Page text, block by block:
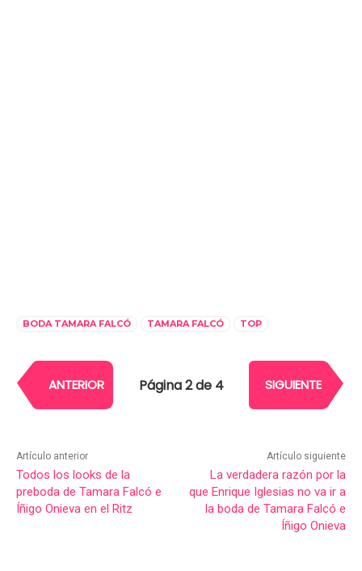
BODA TAMARA FALCÓ TAMARA FALCÓ TOP
ANTERIOR Página 2 de 4 SIGUIENTE
Artículo anterior
Todos los looks de la
preboda de Tamara Falcó e
Íñigo Onieva en el Ritz
Artículo siguiente
La verdadera razón por la
que Enrique Iglesias no va ir a
la boda de Tamara Falcó e
Íñigo Onieva